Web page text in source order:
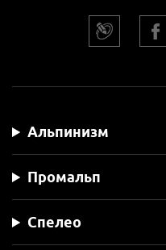
Альпинизм
Промальп
Спелео